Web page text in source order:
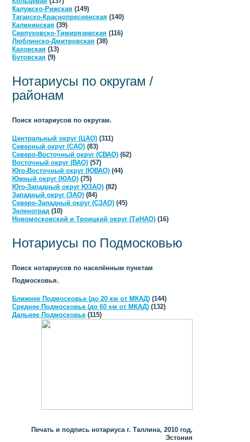
Калужско-Рижская (149)
Таганско-Краснопресненская (140)
Калининская (39)
Серпуховско-Тимирязевская (116)
Люблинско-Дмитровская (38)
Каховская (13)
Бутовская (9)
Нотариусы по округам /
районам
Поиск нотариусов по округам.
Центральный округ (ЦАО) (311)
Северный округ (САО) (83)
Северо-Восточный округ (СВАО) (62)
Восточный округ (ВАО) (57)
Юго-Восточный округ (ЮВАО) (44)
Южный округ (ЮАО) (75)
Юго-Западный округ ЮЗАО) (82)
Западный округ (ЗАО) (84)
Северо-Западный округ (СЗАО) (45)
Зеленоград (10)
Новомосковский и Троицкий округ (ТиНАО) (16)
Нотариусы по Подмосковью
Поиск нотариусов по населённым пунктам
Подмосковья.
Ближнее Подмосковье (до 20 км от МКАД) (144)
Среднее Подмосковье (до 60 км от МКАД) (132)
Дальнее Подмосковье (115)
Печать и подпись нотариуса г. Таллина, 2010 год,
Эстония